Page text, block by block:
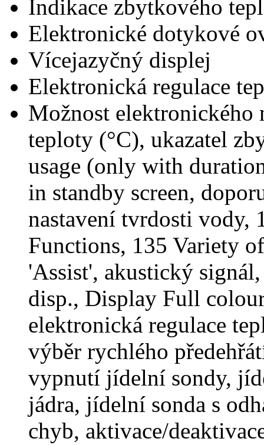
Indikace zbytkového
Elektronické dotykové
Vícejazyčný displej
Elektronická regulace
Možnost elektronického
teploty (°C), ukazatel
usage (only with
in standby screen,
nastavení tvrdosti vody,
Functions, 135 Variety
'Assist', akustický
disp., Display Full
elektronická regulace
výběr rychlého
vypnutí jídelní sondy,
jádra, jídelní sonda s
chyb, aktivace/